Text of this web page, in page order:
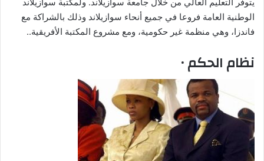
الوطنية العامة فروعا في جميع أنحاء سوازيلاند وذلك بالشراكة مع
فاندزا، وهي منظمة غير حكومية، ومع مشروع المكتبة الأفريقية..
نظام الحكم ٠